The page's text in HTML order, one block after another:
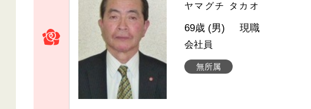
ヤマグチ タカオ
無所属
69歳 (男) 現職
会社員